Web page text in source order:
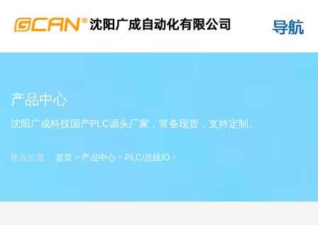
产品中心
沈阳广成科技国产PLC源头厂家，常备现货，支持定制。
所在位置： 首页 > 产品中心 > PLC/总线IO >